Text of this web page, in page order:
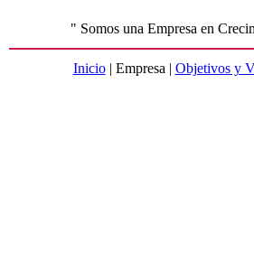
" Somos una Empresa en
Inicio| Empresa | Objetivos y